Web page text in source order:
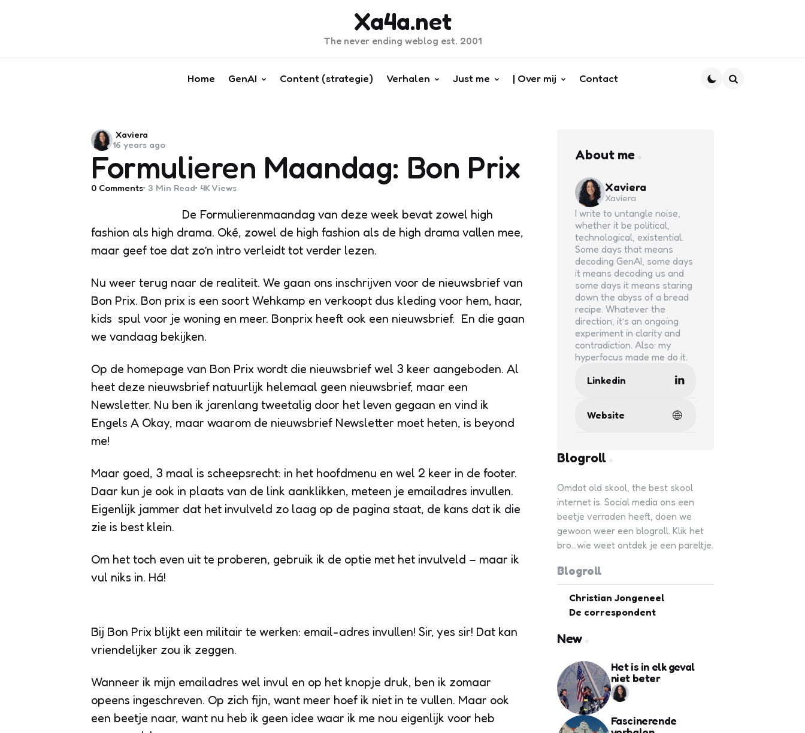
Xa4a.net
The never ending weblog est. 2001
Home GenAI Content (strategie) Verhalen Just me | Over mij Contact
Formulieren Maandag: Bon Prix
Posted
by
Xaviera
16 years ago
0 Comments 3 Min Read 4K Views
De Formulierenmaandag van deze week bevat zowel high
fashion als high drama. Oké, zowel de high fashion als de high drama vallen mee,
maar geef toe dat zo’n intro verleidt tot verder lezen.
Nu weer terug naar de realiteit. We gaan ons inschrijven voor de nieuwsbrief van
Bon Prix. Bon prix is een soort Wehkamp en verkoopt dus kleding voor hem, haar,
kids spul voor je woning en meer. Bonprix heeft ook een nieuwsbrief. En die gaan
we vandaag bekijken.
Op de homepage van Bon Prix wordt die nieuwsbrief wel 3 keer aangeboden. Al
heet deze nieuwsbrief natuurlijk helemaal geen nieuwsbrief, maar een
Newsletter. Nu ben ik jarenlang tweetalig door het leven gegaan en vind ik
Engels A Okay, maar waarom de nieuwsbrief Newsletter moet heten, is beyond
me!
Maar goed, 3 maal is scheepsrecht: in het hoofdmenu en wel 2 keer in de footer.
Daar kun je ook in plaats van de link aanklikken, meteen je emailadres invullen.
Eigenlijk jammer dat het invulveld zo laag op de pagina staat, de kans dat ik die
zie is best klein.
Om het toch even uit te proberen, gebruik ik de optie met het invulveld – maar ik
vul niks in. Há!
Bij Bon Prix blijkt een militair te werken: email-adres invullen! Sir, yes sir! Dat kan
vriendelijker zou ik zeggen.
Wanneer ik mijn emailadres wel invul en op het knopje druk, ben ik zomaar
opeens ingeschreven. Op zich fijn, want meer hoef ik niet in te vullen. Maar ook
een beetje naar, want nu heb ik geen idee waar ik me nou eigenlijk voor heb
About me
Xaviera
Xaviera
I write to untangle noise,
whether it be political,
technological, existential.
Some days that means
decoding GenAI, some days
it means decoding us and
some days it means staring
down the abyss of a bread
recipe. Whatever the
direction, it’s an ongoing
experiment in clarity and
contradiction. Also: my
hyperfocus made me do it.
Linkedin
Website
Blogroll
Omdat old skool, the best skool
internet is. Social media ons een
beetje verraden heeft, doen we
gewoon weer een blogroll. Klik het
bro...wie weet ontdek je een pareltje.
Blogroll
Christian Jongeneel
De correspondent
New
Het is in elk geval
niet beter
Fascinerende